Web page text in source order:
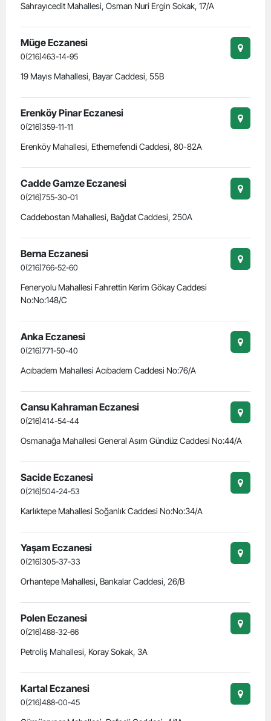
Sahrayıcedit Mahallesi, Osman Nuri Ergin Sokak, 17/A
Müge Eczanesi
0(216)463-14-95
19 Mayıs Mahallesi, Bayar Caddesi, 55B
Erenköy Pinar Eczanesi
0(216)359-11-11
Erenköy Mahallesi, Ethemefendi Caddesi, 80-82A
Cadde Gamze Eczanesi
0(216)755-30-01
Caddebostan Mahallesi, Bağdat Caddesi, 250A
Berna Eczanesi
0(216)766-52-60
Feneryolu Mahallesi Fahrettin Kerim Gökay Caddesi
No:No:148/C
Anka Eczanesi
0(216)771-50-40
Acıbadem Mahallesi Acıbadem Caddesi No:76/A
Cansu Kahraman Eczanesi
0(216)414-54-44
Osmanağa Mahallesi General Asım Gündüz Caddesi No:44/A
Sacide Eczanesi
0(216)504-24-53
Karlıktepe Mahallesi Soğanlık Caddesi No:No:34/A
Yaşam Eczanesi
0(216)305-37-33
Orhantepe Mahallesi, Bankalar Caddesi, 26/B
Polen Eczanesi
0(216)488-32-66
Petroliş Mahallesi, Koray Sokak, 3A
Kartal Eczanesi
0(216)488-00-45